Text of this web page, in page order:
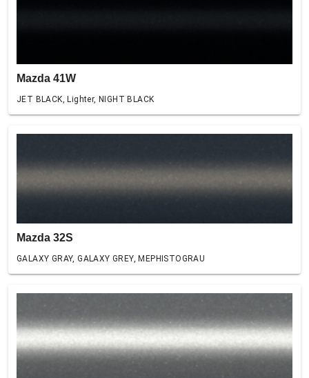
Mazda 41W
JET BLACK, Lighter, NIGHT BLACK
Mazda 32S
GALAXY GRAY, GALAXY GREY, MEPHISTOGRAU